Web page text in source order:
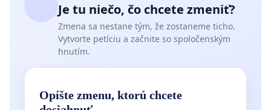
Je tu niečo, čo chcete zmeniť?
Zmena sa nestane tým, že zostaneme ticho.
Vytvorte petíciu a začnite so spoločenským
hnutím.
Opíšte zmenu, ktorú chcete